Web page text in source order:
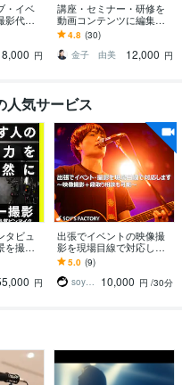
・イベ
代行
経験の
の私
す！ 円
講座・セミナー・研修を
動画コンテンツに編集し
ます ＊セミナー参加費用
以外の収入源、活用法を
お考えの企業・講師様
4.8 (30)
金子 由美
12,000 円
人気サービス
タビュ
撮り
ラと
時間パ
円
出張でイベントの映像撮
影を現場目線で対応しま
す 〜映像撮影＋段取り相
談も可能〜
5.0 (9)
soysfactory
10,000 円 /30分